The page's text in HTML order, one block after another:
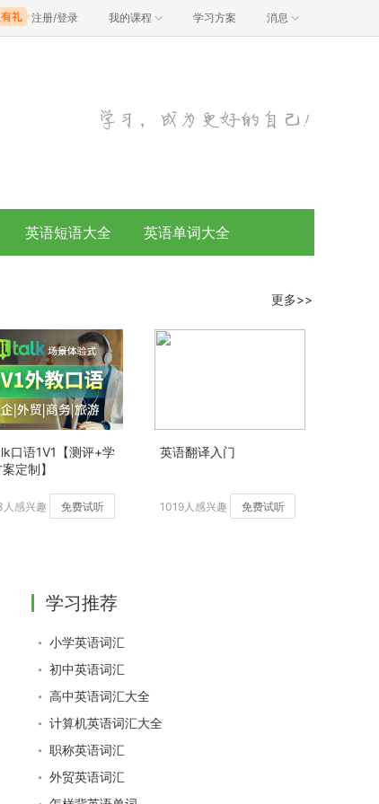
注册/登录 我的课程 学习方案 消息
英语短语大全 英语单词大全
更多>>
口语1V1【测评+学
定制】
人感兴趣 免费试听
英语翻译入门
1019人感兴趣 免费试听
学习推荐
小学英语词汇
初中英语词汇
高中英语词汇大全
计算机英语词汇大全
职称英语词汇
外贸英语词汇